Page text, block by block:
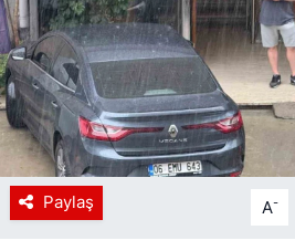
Paylaş A-
Siyaset
YEREL HABER
Haberde insan
Tanıtım